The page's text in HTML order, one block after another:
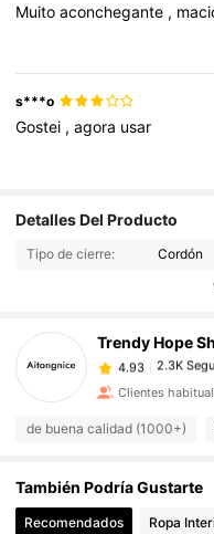
Muitoaconchegante ,
s***o
Gostei ,agora usar
Detalles Del Producto
Tipo de cierre: Cordón
Trendy Hope
4.93 2.3K
2.3K
2.3K
4.93
2.3K
k***1seguido
4.93
2.3K
4.93 2.3K
4.93 2.3K
2.3K
Clientes
de buena calidad (1000+)
También Podría Gustarte
Recomendados Ropa